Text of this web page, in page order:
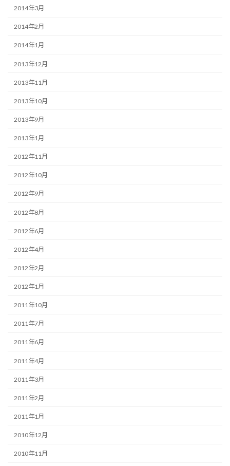
2014年3月
2014年2月
2014年1月
2013年12月
2013年11月
2013年10月
2013年9月
2013年1月
2012年11月
2012年10月
2012年9月
2012年8月
2012年6月
2012年4月
2012年2月
2012年1月
2011年10月
2011年7月
2011年6月
2011年4月
2011年3月
2011年2月
2011年1月
2010年12月
2010年11月